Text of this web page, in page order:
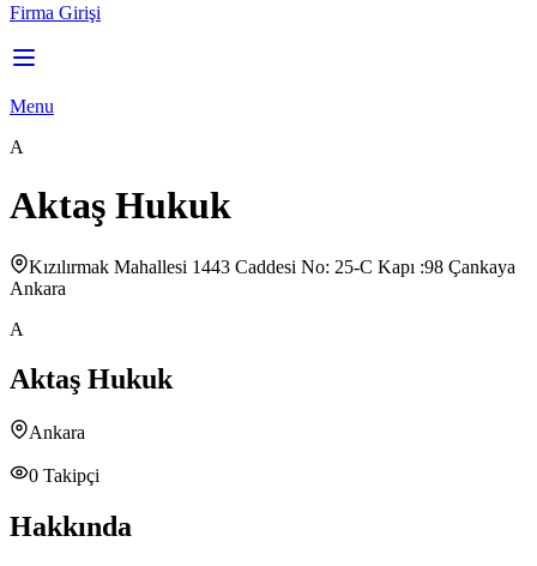
Firma Girişi
Menu
A
Aktaş Hukuk
Kızılırmak Mahallesi 1443 Caddesi No: 25-C Kapı :98 Çankaya
Ankara
A
Aktaş Hukuk
Ankara
0 Takipçi
Hakkında